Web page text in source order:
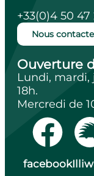
+33(0)4 50 47
Nous
Ouverture
Lundi, mardi,
18h.
Mercredi de
facebook